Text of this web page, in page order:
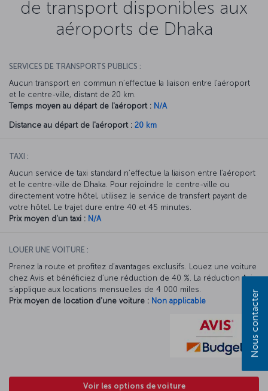
de transport disponibles aux
aéroports de Dhaka
SERVICES DE TRANSPORTS PUBLICS :
Aucun transport en commun n’effectue la liaison entre l’aéroport
et le centre-ville, distant de 20 km.
Temps moyen au départ de l'aéroport : N/A
Distance au départ de l'aéroport : 20 km
TAXI :
Aucun service de taxi standard n’effectue la liaison entre l’aéroport
et le centre-ville de Dhaka. Pour rejoindre le centre-ville ou
directement votre hôtel, utilisez le service de transfert payant de
votre hôtel. Le trajet dure entre 40 et 45 minutes.
Prix moyen d'un taxi : N/A
LOUER UNE VOITURE :
Prenez la route et profitez d’avantages exclusifs. Louez une voiture
chez Avis et bénéficiez d’une réduction de 40 %. La réduction Avis
s’applique aux locations mensuelles de 4 000 miles.
Prix moyen de location d'une voiture : Non applicable
Voir les options de voiture
Nous contacter